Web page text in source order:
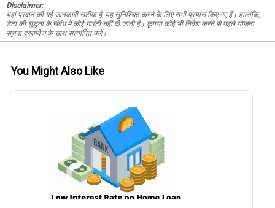
Disclaimer:
यहां प्रदान की गई जानकारी सटीक है, यह सुनिश्चित करने के लिए सभी प्रयास किए गए हैं। हालांकि,
डेटा की शुद्धता के संबंध में कोई गारंटी नहीं दी जाती है। कृपया कोई भी निवेश करने से पहले योजना
सूचना दस्तावेज के साथ सत्यापित करें।
You Might Also Like